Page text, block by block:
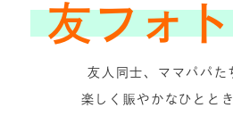
友フォ
友人同士、ママパパた
楽しく賑やかなひとと